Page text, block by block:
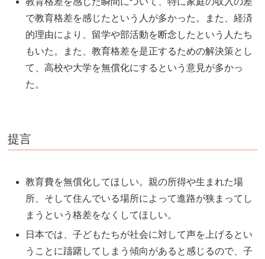
で教育格差を感じたという人が多かった。また、経済
的理由により、留学や部活動を断念したという人たち
もいた。また、教育格差を是正するための解決策とし
て、高校や大学を無償化にするという意見が多かっ
た。
提言
教育費を無償化してほしい。親の所得や生まれた場
所、そして住んでいる場所によって進路が狭まってし
まうという格差をなくしてほしい。
日本では、子どもたちが社会に対して声を上げるとい
うことに躊躇してしまう傾向があると感じるので、子